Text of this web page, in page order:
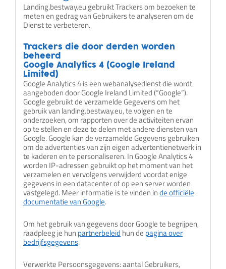
Landing.bestway.eu gebruikt Trackers om bezoeken te
meten en gedrag van Gebruikers te analyseren om de
Dienst te verbeteren.
Trackers die door derden worden
beheerd
Google Analytics 4 (Google Ireland
Limited)
Google Analytics 4 is een webanalysedienst die wordt
aangeboden door Google Ireland Limited (“Google”).
Google gebruikt de verzamelde Gegevens om het
gebruik van landing.bestway.eu, te volgen en te
onderzoeken, om rapporten over de activiteiten ervan
op te stellen en deze te delen met andere diensten van
Google. Google kan de verzamelde Gegevens gebruiken
om de advertenties van zijn eigen advertentienetwerk in
te kaderen en te personaliseren. In Google Analytics 4
worden IP-adressen gebruikt op het moment van het
verzamelen en vervolgens verwijderd voordat enige
gegevens in een datacenter of op een server worden
vastgelegd. Meer informatie is te vinden inde officiële
documentatie van Google.
Om het gebruik van gegevens door Google te begrijpen,
raadpleeg je hun partnerbeleid hun de pagina over
bedrijfsgegevens.
Verwerkte Persoonsgegevens: aantal Gebruikers,